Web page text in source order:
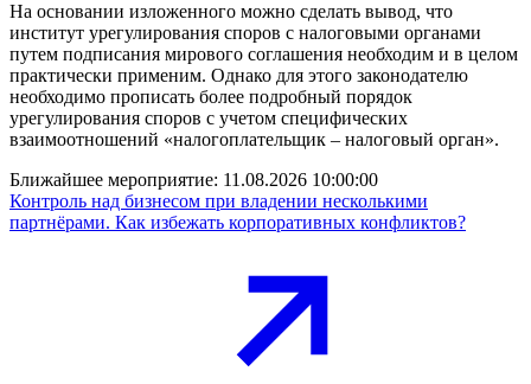
На основании изложенного можно сделать вывод, что
институт урегулирования споров с налоговыми органами
путем подписания мирового соглашения необходим и в целом
практически применим. Однако для этого законодателю
необходимо прописать более подробный порядок
урегулирования споров с учетом специфических
взаимоотношений «налогоплательщик – налоговый орган».
Ближайшее мероприятие: 11.08.2026 10:00:00
Контроль над бизнесом при владении несколькими
партнёрами. Как избежать корпоративных конфликтов?